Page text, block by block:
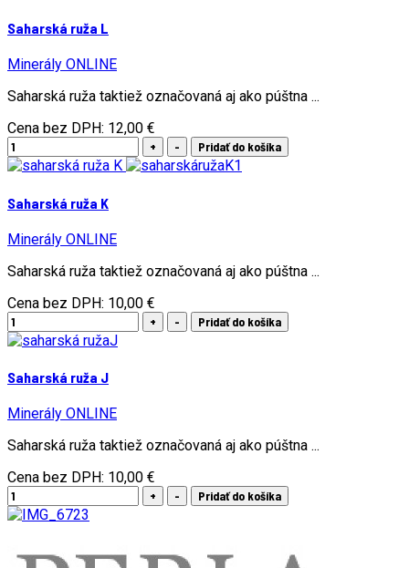
Saharská ruža L
Minerály ONLINE
Saharská ruža taktiež označovaná aj ako púštna ...
Cena bez DPH: 12,00 €
Saharská ruža K
Minerály ONLINE
Saharská ruža taktiež označovaná aj ako púštna ...
Cena bez DPH: 10,00 €
Saharská ruža J
Minerály ONLINE
Saharská ruža taktiež označovaná aj ako púštna ...
Cena bez DPH: 10,00 €